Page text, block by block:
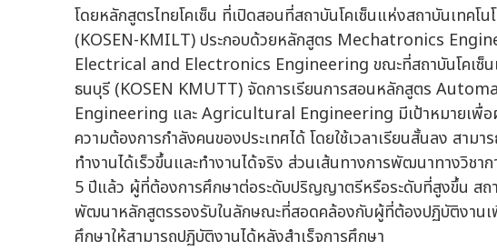
โดยหลักสูตรไทยโคเซ็น ที่เปิดสอนที่สถาบันโคเซ็นแห่งสถาบันเทคโ
(KOSEN-KMILT) ประกอบด้วยหลักสูตร Mechatronics
Electrical and Electronics Engineering ขณะที่สถาบันโคเซ็น
ธนบุรี (KOSEN KMUTT) จัดการเรียนการสอนหลักสูตร
Engineering และ Agricultural Engineering มีเป้าหมายเพื่อ
ความต้องการกำลังคนของประเทศได้ โดยใช้เวลาเรียนสั้นลง สาม
ทำงานได้เร็วขึ้นและทำงานได้จริง ส่วนเส้นทางการพัฒนาทางวิชา
5 ปีแล้ว ผู้ที่ต้องการศึกษาต่อระดับปริญญาตรีหรือระดับที่สูงขึ้น สถ
พัฒนาหลักสูตรรองรับในลักษณะที่สอดคล้องกับผู้ที่ต้องปฏิบัติงานเ
ศึกษาให้สามารถปฏิบัติงานได้หลังสำเร็จการศึกษา